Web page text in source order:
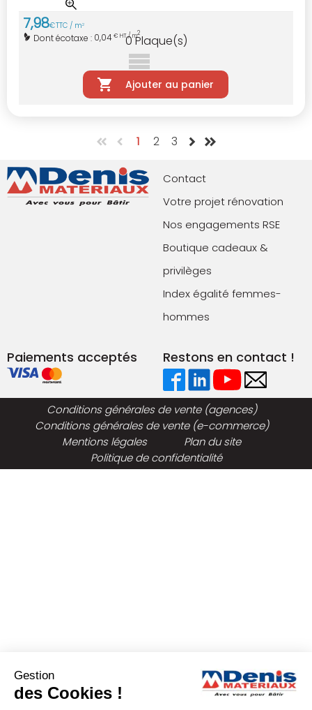
7,98€TTC / m2
Dont écotaxe : 0,04€ HT / m2
0Plaque(s)
Ajouter au panier
1 2 3
Contact
Votre projet rénovation
Nos engagements RSE
Boutique cadeaux &
privilèges
Index égalité femmes-
hommes
Paiements acceptés Restons en contact !
Conditions générales de vente (agences)
Conditions générales de vente (e-commerce)
Mentions légales
Plan du site
Politique de confidentialité
Gestion
des Cookies !